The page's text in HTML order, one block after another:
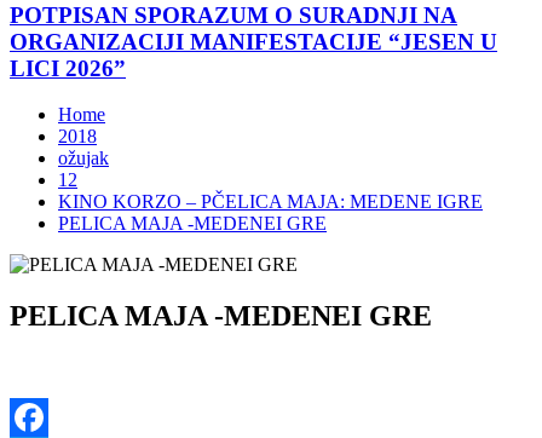
POTPISAN SPORAZUM O SURADNJI NA
ORGANIZACIJI MANIFESTACIJE “JESEN U
LICI 2026”
Home
2018
ožujak
12
KINO KORZO – PČELICA MAJA: MEDENE IGRE
PELICA MAJA -MEDENEI GRE
PELICA MAJA -MEDENEI GRE